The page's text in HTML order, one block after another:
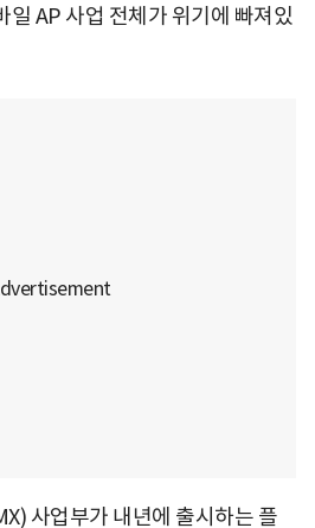
일 AP 사업 전체가 위기에 빠져있
사업부가 내년에 출시하는 플